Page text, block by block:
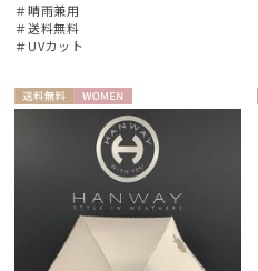
＃晴雨兼用
＃送料無料
＃UVカット
送料無 WOME